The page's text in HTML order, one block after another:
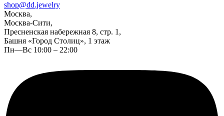
shop@dd.jewelry
Москва,
Москва-Сити,
Пресненская набережная 8, стр. 1,
Башня «Город Столиц», 1 этаж
Пн—Вс 10:00 – 22:00